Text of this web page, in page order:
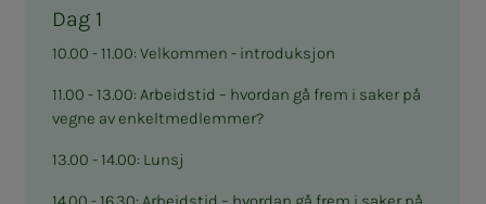
Dag 1
10.00 - 11.00: Velkommen - introduksjon
11.00 - 13.00: Arbeidstid – hvordan gå frem i saker på
vegne av enkeltmedlemmer?
13.00 - 14.00: Lunsj